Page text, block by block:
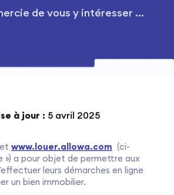
de vous y intéresser ...
à jour : 5 avril 2025
www.louer.allowa.com (ci-
») a pour objet de permettre aux
leurs démarches en ligne
un bien immobilier.